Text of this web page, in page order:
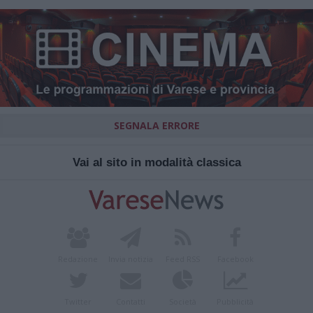
SEGNALA ERRORE
Vai al sito in modalità classica